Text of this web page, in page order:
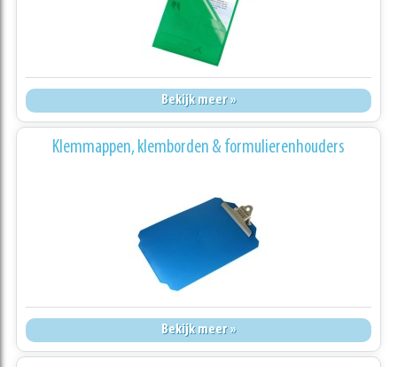
Bekijk meer »
Klemmappen, klemborden & formulierenhouders
Bekijk meer »